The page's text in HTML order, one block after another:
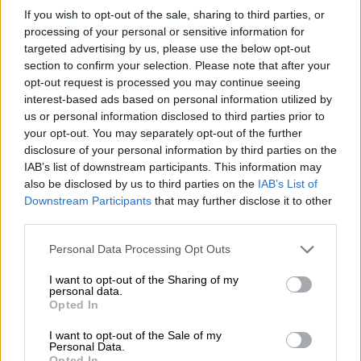
If you wish to opt-out of the sale, sharing to third parties, or
processing of your personal or sensitive information for
targeted advertising by us, please use the below opt-out
section to confirm your selection. Please note that after your
opt-out request is processed you may continue seeing
interest-based ads based on personal information utilized by
us or personal information disclosed to third parties prior to
your opt-out. You may separately opt-out of the further
disclosure of your personal information by third parties on the
IAB’s list of downstream participants. This information may
also be disclosed by us to third parties on the IAB’s List of
Downstream Participants that may further disclose it to other
Please note that this website/app uses one or more Google
not limited to your visit or usage behaviour. You may click to
grant or deny consent to Google and its third-party tags to
use your data for below specified purposes in below Google
consent section.
Personal Data Processing Opt Outs
I want to opt-out of the Sharing of my
personal data.
Opted In
I want to opt-out of the Sale of my
Personal Data.
Από το 2023, η Ελλάδα έχει καταγράψει
εξαιρετικά υψηλά πρωτογενή δημοσιονομικά
πλεονάσματα, με μέσο όρο3,4% του ΑΕΠ. Η
S&P προβλέπει ότι ηκυβέρνησηθα
καταγράψει ένα δεύτερο συνεχόμενο
συνολικό δημοσιονομικό πλεόνασμα για το
2025, επιτρέποντάς της να είναι ένα από τα
λίγα κράτη ανεπτυγμένων αγορών που θα
αποπληρώσει τοκαθαρό δημόσιο χρέοςσε
έτος.
Ελλάδας είναι αυξημένες, θεωρούμε ότι η